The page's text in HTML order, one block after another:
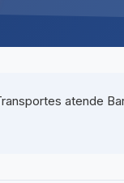
atende